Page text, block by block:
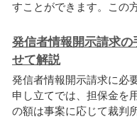
すことができます。この
発信者情報開示請求
せて解説
発信者情報開示請求に必
申し立てでは、担保金を
の額は事案に応じて裁判